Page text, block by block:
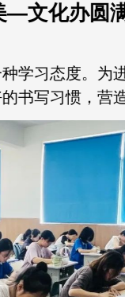
—文化办圆
学习态度。为
书写习惯，营